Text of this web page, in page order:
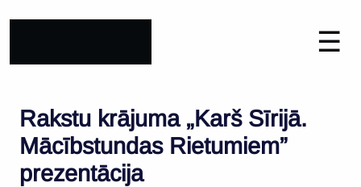
☰
Rakstu krājuma „Karš Sīrijā.
Mācībstundas Rietumiem”
prezentācija